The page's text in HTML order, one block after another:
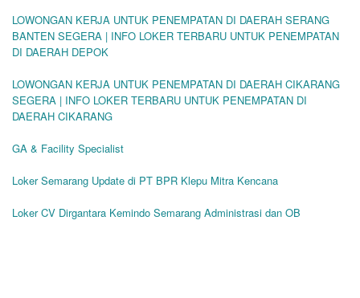
LOWONGAN KERJA UNTUK PENEMPATAN DI DAERAH SERANG
BANTEN SEGERA | INFO LOKER TERBARU UNTUK PENEMPATAN
DI DAERAH DEPOK
LOWONGAN KERJA UNTUK PENEMPATAN DI DAERAH CIKARANG
SEGERA | INFO LOKER TERBARU UNTUK PENEMPATAN DI
DAERAH CIKARANG
GA & Facility Specialist
Loker Semarang Update di PT BPR Klepu Mitra Kencana
Loker CV Dirgantara Kemindo Semarang Administrasi dan OB